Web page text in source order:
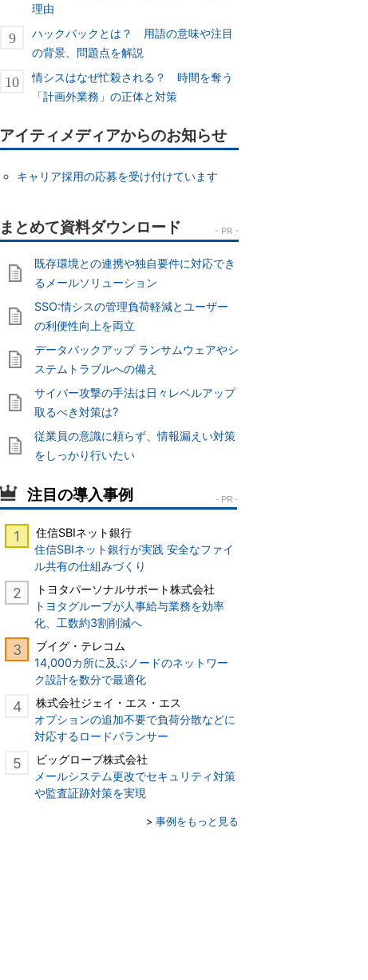
理由
ハックバックとは？ 用語の意味や注目
の背景、問題点を解説
情シスはなぜ忙殺される？ 時間を奪う
「計画外業務」の正体と対策
アイティメディアからのお知らせ
キャリア採用の応募を受け付けています
既存環境との連携や独自要件に対応でき
るメールソリューション
SSO:情シスの管理負荷軽減とユーザー
の利便性向上を両立
データバックアップ ランサムウェアやシ
ステムトラブルへの備え
サイバー攻撃の手法は日々レベルアップ
取るべき対策は?
従業員の意識に頼らず、情報漏えい対策
をしっかり行いたい